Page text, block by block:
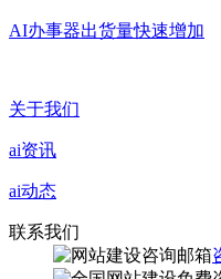
AI办事器出货量快速增加
关于我们
ai资讯
ai动态
联系我们